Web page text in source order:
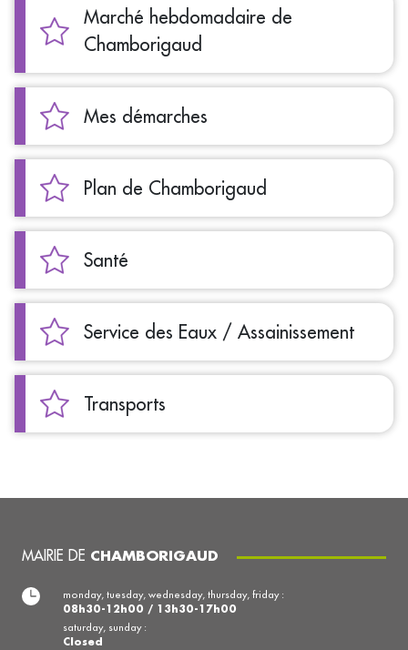
Marché hebdomadaire de
Chamborigaud
Mes démarches
Plan de Chamborigaud
Santé
Service des Eaux / Assainissement
Transports
MAIRIE DE CHAMBORIGAUD
monday, tuesday, wednesday, thursday, friday :
08h30-12h00 / 13h30-17h00
saturday, sunday :
Closed